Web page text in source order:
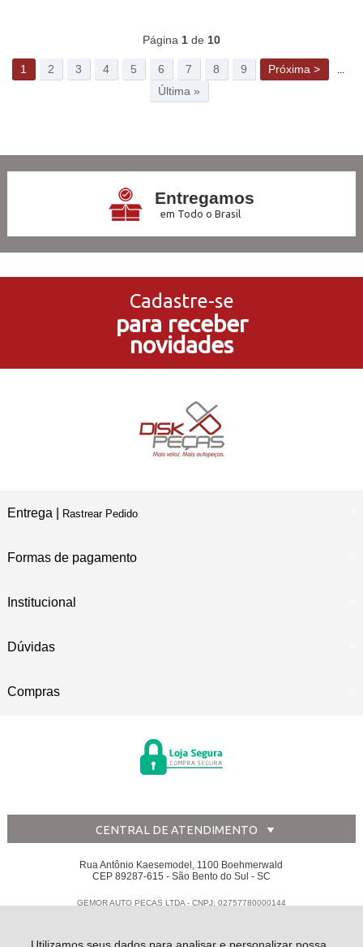
Página 1de 10
1 2 3 4 5 6 7 8 9 Próxima > ...
Última »
Entregamos
em Todo o Brasil
no Cartão de Crédito
5% de Desconto
no Pagamento PIX
Em Nossas Lojas Físicas
Cadastre-se
para receber
novidades
Entrega | Rastrear Pedido
Formas de pagamento
Institucional
Dúvidas
Compras
CENTRAL DE ATENDIMENTO
Rua Antônio Kaesemodel, 1100 Boehmerwald
CEP 89287-615 - São Bento do Sul - SC
GEMOR AUTO PECAS LTDA - CNPJ: 02757780000144